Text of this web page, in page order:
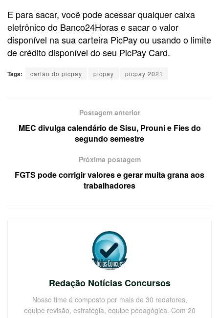
E para sacar, você pode acessar qualquer caixa
eletrônico do Banco24Horas e sacar o valor
disponível na sua carteira PicPay ou usando o limite
de crédito disponível do seu PicPay Card.
Tags: cartão do picpay picpay picpay 2021
Postagem anterior
MEC divulga calendário de Sisu, Prouni e Fies do
segundo semestre
Próxima postagem
FGTS pode corrigir valores e gerar muita grana aos
trabalhadores
Redação Notícias Concursos
Nosso time é composto por mais de 30 redatores,
equipe revisão, estratégia, equipe pedagógica. Com 20